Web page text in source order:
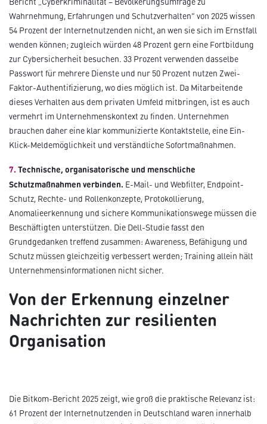
Wahrnehmung, Erfahrungen und Schutzverhalten“ von 2025 wissen
54 Prozent der Internetnutzenden nicht, an wen sie sich im Ernstfall
wenden können; zugleich würden 48 Prozent gern eine Fortbildung
zur Cybersicherheit besuchen. 33 Prozent verwenden dasselbe
Passwort für mehrere Dienste und nur 50 Prozent nutzen Zwei-
Faktor-Authentifizierung, wo dies möglich ist. Da Mitarbeitende
dieses Verhalten aus dem privaten Umfeld mitbringen, ist es auch
vermehrt im Unternehmenskontext zu finden. Unternehmen
brauchen daher eine klar kommunizierte Kontaktstelle, eine Ein-
Klick-Meldemöglichkeit und verständliche Sofortmaßnahmen.
7. Technische, organisatorische und menschliche
Schutzmaßnahmen verbinden. E-Mail- und Webfilter, Endpoint-
Schutz, Rechte- und Rollenkonzepte, Protokollierung,
Anomalieerkennung und sichere Kommunikationswege müssen die
Beschäftigten unterstützen. Die Dell-Studie fasst den
Grundgedanken treffend zusammen: Awareness, Befähigung und
Schutz müssen gleichzeitig verbessert werden; Training allein hält
Unternehmensinformationen nicht sicher.
Von der Erkennung einzelner
Nachrichten zur resilienten
Organisation
Die Bitkom-Bericht 2025 zeigt, wie groß die praktische Relevanz ist:
61 Prozent der Internetnutzenden in Deutschland waren innerhalb